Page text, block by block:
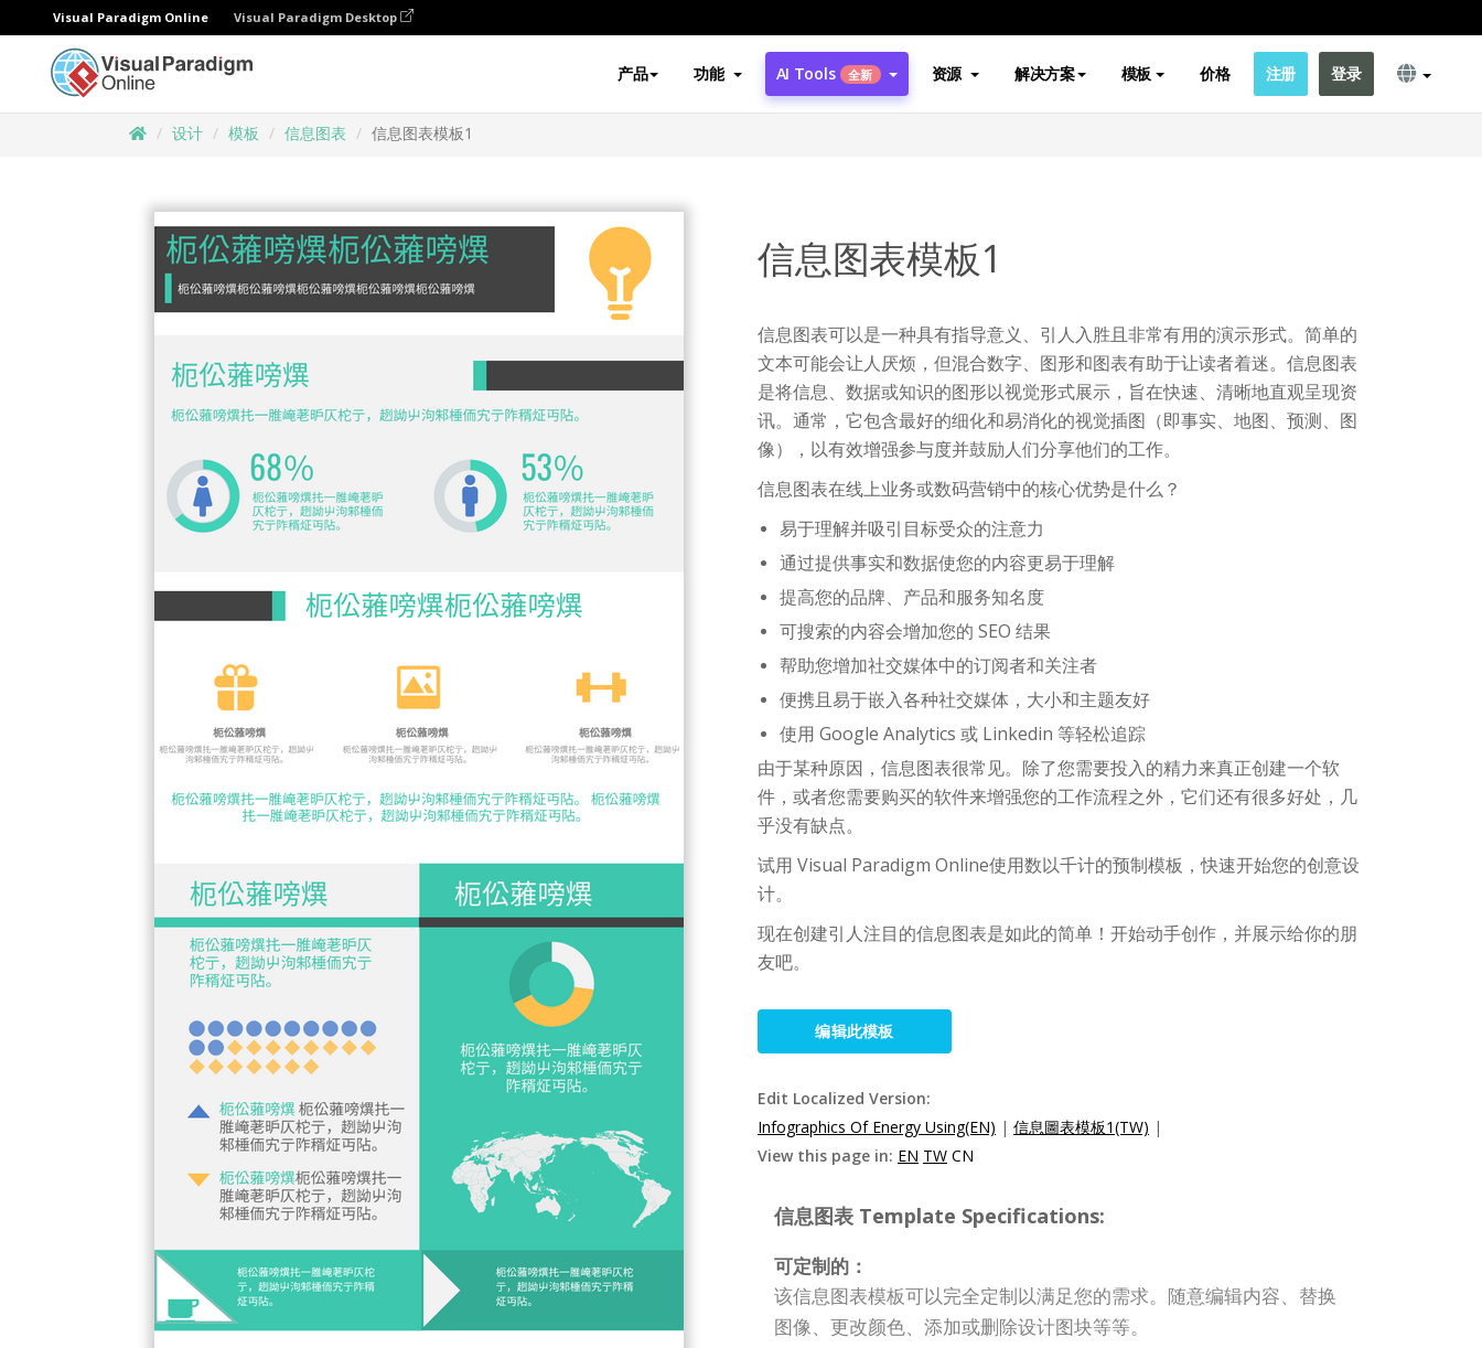
Visual Paradigm Online Visual Paradigm Desktop
产品 功能 AI Tools 全新 资源 解决方案 模板 价格 注册 登录
设计 模板 信息图表 信息图表模板1
信息图表模板1
信息图表可以是一种具有指导意义、引人入胜且非常有用的演示形式。简单的
文本可能会让人厌烦，但混合数字、图形和图表有助于让读者着迷。信息图表
是将信息、数据或知识的图形以视觉形式展示，旨在快速、清晰地直观呈现资
讯。通常，它包含最好的细化和易消化的视觉插图（即事实、地图、预测、图
像），以有效增强参与度并鼓励人们分享他们的工作。
信息图表在线上业务或数码营销中的核心优势是什么？
易于理解并吸引目标受众的注意力
通过提供事实和数据使您的内容更易于理解
提高您的品牌、产品和服务知名度
可搜索的内容会增加您的 SEO 结果
帮助您增加社交媒体中的订阅者和关注者
便携且易于嵌入各种社交媒体，大小和主题友好
使用 Google Analytics 或 Linkedin 等轻松追踪
由于某种原因，信息图表很常见。除了您需要投入的精力来真正创建一个软
件，或者您需要购买的软件来增强您的工作流程之外，它们还有很多好处，几
乎没有缺点。
试用 Visual Paradigm Online使用数以千计的预制模板，快速开始您的创意设
计。
现在创建引人注目的信息图表是如此的简单！开始动手创作，并展示给你的朋
友吧。
编辑此模板
Edit Localized Version:
Infographics Of Energy Using(EN) | 信息圖表模板1(TW) |
View this page in: EN TW CN
信息图表 Template Specifications:
可定制的：
该信息图表模板可以完全定制以满足您的需求。随意编辑内容、替换
图像、更改颜色、添加或删除设计图块等等。